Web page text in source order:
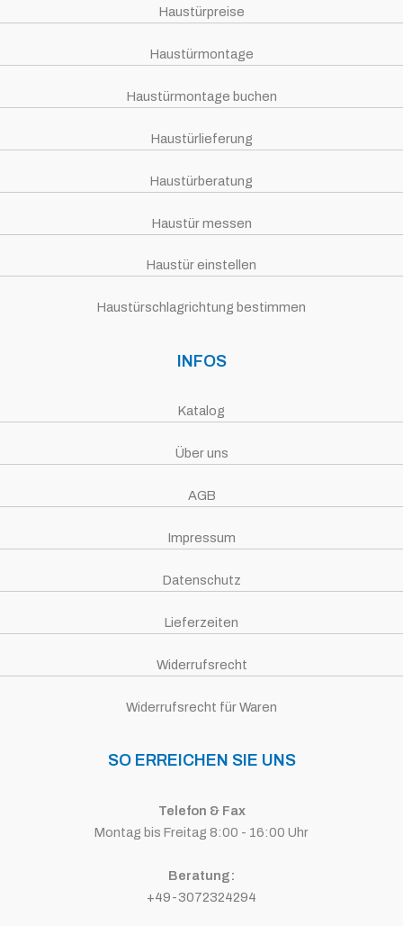
Haustürpreise
Haustürmontage
Haustürmontage buchen
Haustürlieferung
Haustürberatung
Haustür messen
Haustür einstellen
Haustürschlagrichtung bestimmen
INFOS
Katalog
Über uns
AGB
Impressum
Datenschutz
Lieferzeiten
Widerrufsrecht
Widerrufsrecht für Waren
SO ERREICHEN SIE UNS
Telefon & Fax
Montag bis Freitag 8:00 - 16:00 Uhr
Beratung:
+49-3072324294